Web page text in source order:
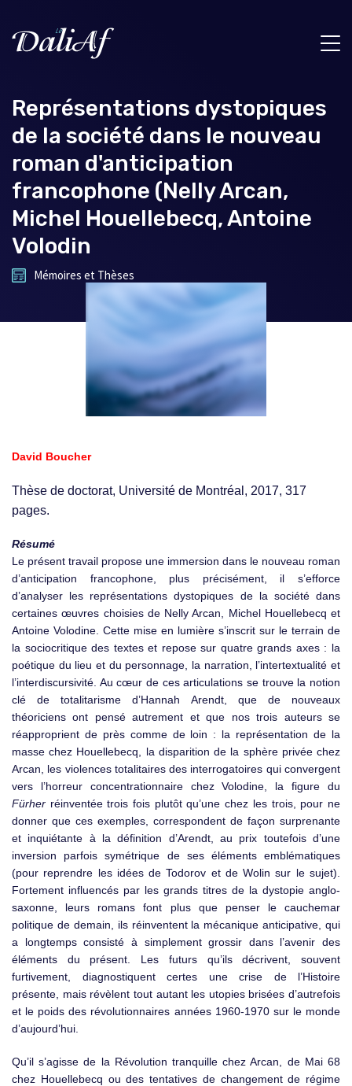
Représentations dystopiques
de la société dans le nouveau
roman d'anticipation
francophone (Nelly Arcan,
Michel Houellebecq, Antoine
Volodin
Mémoires et Thèses
David Boucher
Thèse de doctorat, Université de Montréal, 2017, 317
pages.
Résumé
Le présent travail propose une immersion dans le nouveau roman
d’anticipation francophone, plus précisément, il s’efforce
d’analyser les représentations dystopiques de la société dans
certaines œuvres choisies de Nelly Arcan, Michel Houellebecq et
Antoine Volodine. Cette mise en lumière s’inscrit sur le terrain de
la sociocritique des textes et repose sur quatre grands axes : la
poétique du lieu et du personnage, la narration, l’intertextualité et
l’interdiscursivité. Au cœur de ces articulations se trouve la notion
clé de totalitarisme d’Hannah Arendt, que de nouveaux
théoriciens ont pensé autrement et que nos trois auteurs se
réapproprient de près comme de loin : la représentation de la
masse chez Houellebecq, la disparition de la sphère privée chez
Arcan, les violences totalitaires des interrogatoires qui convergent
vers l’horreur concentrationnaire chez Volodine, la figure du
Fürher réinventée trois fois plutôt qu’une chez les trois, pour ne
donner que ces exemples, correspondent de façon surprenante
et inquiétante à la définition d’Arendt, au prix toutefois d’une
inversion parfois symétrique de ses éléments emblématiques
(pour reprendre les idées de Todorov et de Wolin sur le sujet).
Fortement influencés par les grands titres de la dystopie anglo-
saxonne, leurs romans font plus que penser le cauchemar
politique de demain, ils réinventent la mécanique anticipative, qui
a longtemps consisté à simplement grossir dans l’avenir des
éléments du présent. Les futurs qu’ils décrivent, souvent
furtivement, diagnostiquent certes une crise de l’Histoire
présente, mais révèlent tout autant les utopies brisées d’autrefois
et le poids des révolutionnaires années 1960-1970 sur le monde
d’aujourd’hui.
Qu’il s’agisse de la Révolution tranquille chez Arcan, de Mai 68
chez Houellebecq ou des tentatives de changement de régime